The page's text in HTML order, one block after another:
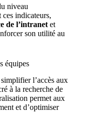
niveau
ces indicateurs,
de l’intranet et
son utilité au
équipes
l’accès aux
à la recherche de
permet aux
et d’optimiser